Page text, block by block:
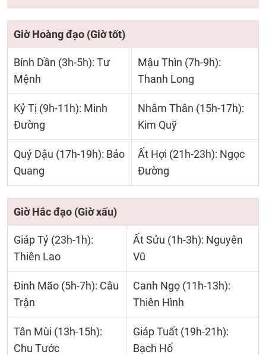
Giờ Hoàng đạo (Giờ tốt)
Bính Dần (3h-5h): Tư
Mệnh
Mậu Thìn (7h-9h):
Thanh Long
Kỷ Tị (9h-11h): Minh
Đường
Nhâm Thân (15h-17h):
Kim Quỹ
Quý Dậu (17h-19h): Bảo
Quang
Ất Hợi (21h-23h): Ngọc
Đường
Giờ Hắc đạo (Giờ xấu)
Giáp Tý (23h-1h):
Thiên Lao
Ất Sửu (1h-3h): Nguyên
Vũ
Đinh Mão (5h-7h): Câu
Trận
Canh Ngọ (11h-13h):
Thiên Hình
Tân Mùi (13h-15h):
Chu Tước
Giáp Tuất (19h-21h):
Bạch Hổ